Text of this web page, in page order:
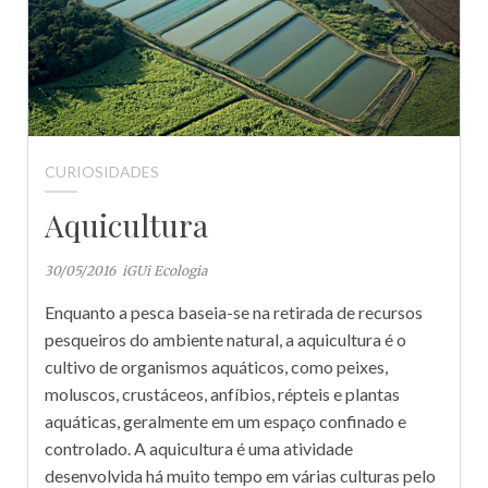
CURIOSIDADES
Aquicultura
30/05/2016 iGUi Ecologia
Enquanto a pesca baseia-se na retirada de recursos
pesqueiros do ambiente natural, a aquicultura é o
cultivo de organismos aquáticos, como peixes,
moluscos, crustáceos, anfíbios, répteis e plantas
aquáticas, geralmente em um espaço confinado e
controlado. A aquicultura é uma atividade
desenvolvida há muito tempo em várias culturas pelo